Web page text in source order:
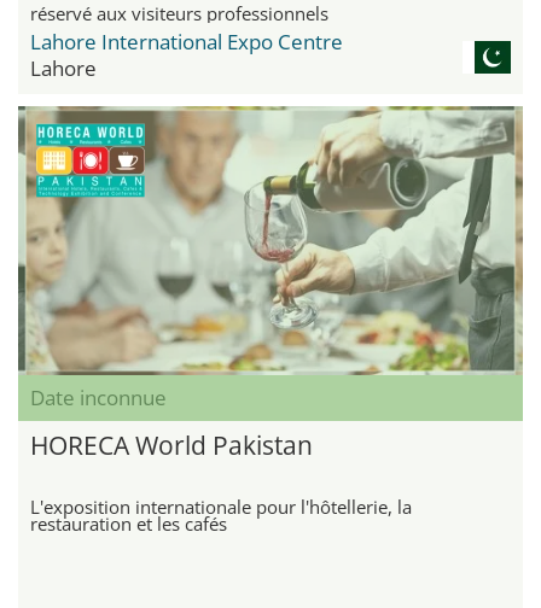
réservé aux visiteurs professionnels
Lahore International Expo Centre
Lahore
Date inconnue
HORECA World Pakistan
L'exposition internationale pour l'hôtellerie, la
restauration et les cafés